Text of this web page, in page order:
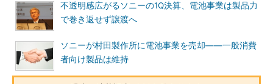
不透明感広がるソニーの1Q決算、電池事業は製品力
で巻き返せず譲渡へ
ソニーが村田製作所に電池事業を売却――一般消費
者向け製品は維持